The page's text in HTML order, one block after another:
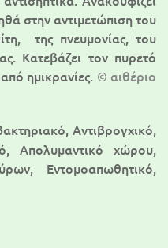
στην αντιμετώπιση του
της πνευμονίας, του
Κατεβάζει τον πυρετό
ημικρανίες. © αιθέριο
Αντιβρογχικό,
Απολυμαντικό χώρου,
Εντομοαπωθητικό,